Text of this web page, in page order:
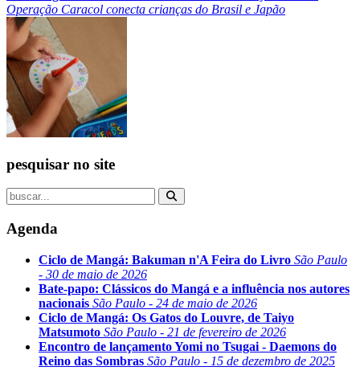
Operação Caracol conecta crianças do Brasil e Japão
pesquisar no site
Agenda
Ciclo de Mangá: Bakuman n'A Feira do Livro São Paulo
- 30 de maio de 2026
Bate-papo: Clássicos do Mangá e a influência nos autores
nacionais São Paulo - 24 de maio de 2026
Ciclo de Mangá: Os Gatos do Louvre, de Taiyo
Matsumoto São Paulo - 21 de fevereiro de 2026
Encontro de lançamento Yomi no Tsugai - Daemons do
Reino das Sombras São Paulo - 15 de dezembro de 2025